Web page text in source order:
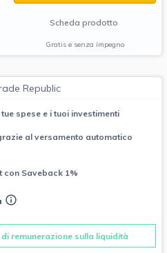
Scheda prodotto
Gratis e senza impegno
Republic
spese e i tuoi investimenti
al versamento automatico
con Saveback 1%
remunerazione sulla liquidità